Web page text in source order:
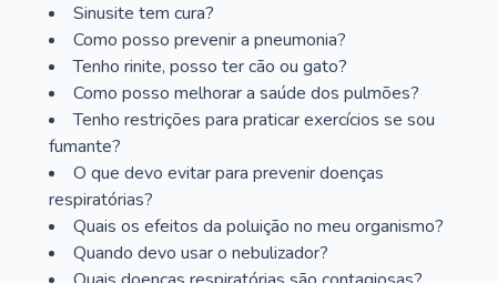
Sinusite tem cura?
Como posso prevenir a pneumonia?
Tenho rinite, posso ter cão ou gato?
Como posso melhorar a saúde dos pulmões?
Tenho restrições para praticar exercícios se sou
fumante?
O que devo evitar para prevenir doenças
respiratórias?
Quais os efeitos da poluição no meu organismo?
Quando devo usar o nebulizador?